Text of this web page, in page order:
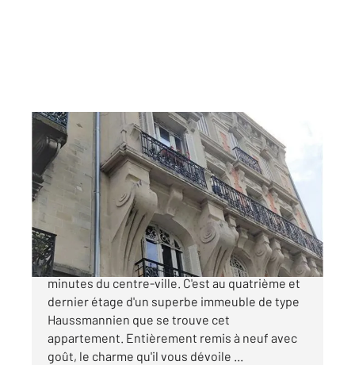
CHALONS EN CHAMPAGNE 51
54 m 2, 2 pièces
Ref : 8104
Appartement F2 à vendre
99 500 €
INVESTISSEURS Châlons en Champagne, à 5
minutes du centre-ville. C'est au quatrième et
dernier étage d'un superbe immeuble de type
Haussmannien que se trouve cet
appartement. Entièrement remis à neuf avec
goût, le charme qu'il vous dévoile ...